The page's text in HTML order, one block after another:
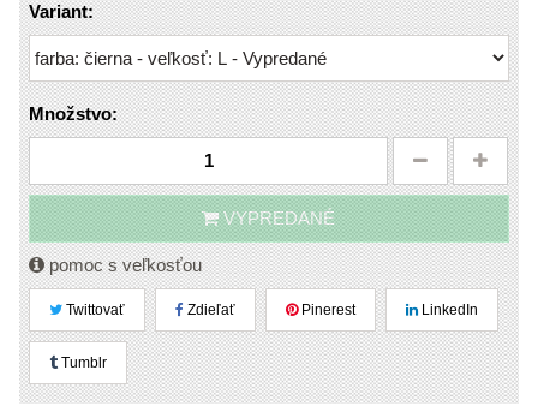
Variant:
Množstvo:
VYPREDANÉ
pomoc s veľkosťou
Twittovať Zdieľať Pinerest LinkedIn
Tumblr